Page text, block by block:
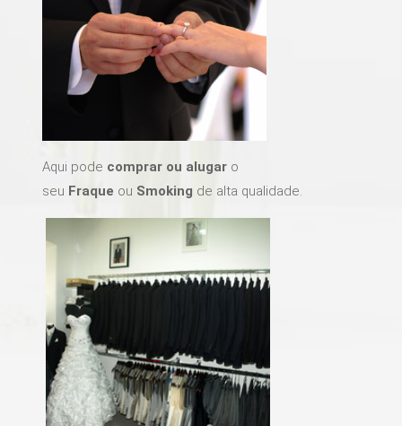
Aqui pode comprar ou alugar o
seu Fraque ou Smoking de alta qualidade.